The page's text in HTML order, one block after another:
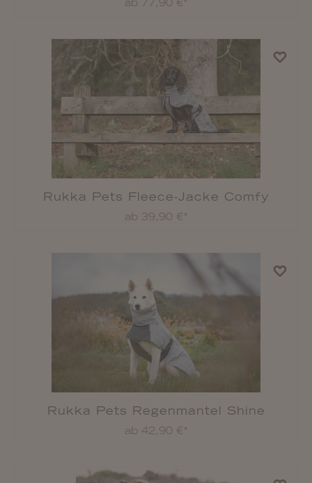
Rukka Pets Hundeschuhe Light Path
ab 13,90 €*
Rukka Pets Regenmantel Stream
ab 49,90 €*